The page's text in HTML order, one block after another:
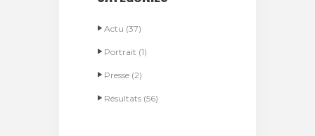
Actu (37)
Portrait (1)
Presse(2)
Résultats(56)